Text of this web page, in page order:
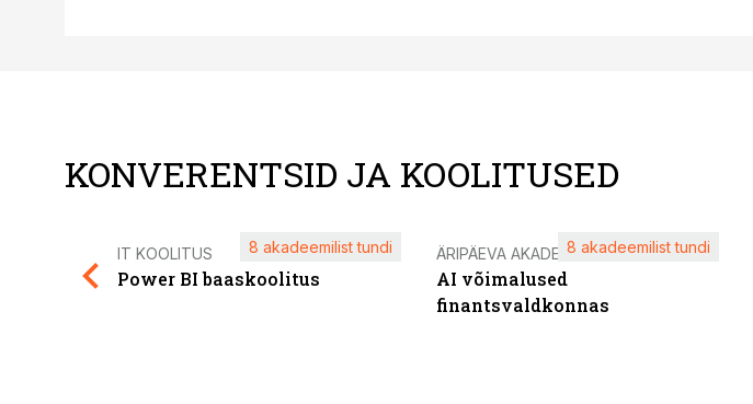
KONVERENTSID JA KOOLITUSED
IT KOOLITUS
Power BI baaskoolitus
8 akadeemilist tundi ÄRIPÄEVA AKADEEMIA
AI võimalused
finantsvaldkonnas
8 akadeemilist tundi